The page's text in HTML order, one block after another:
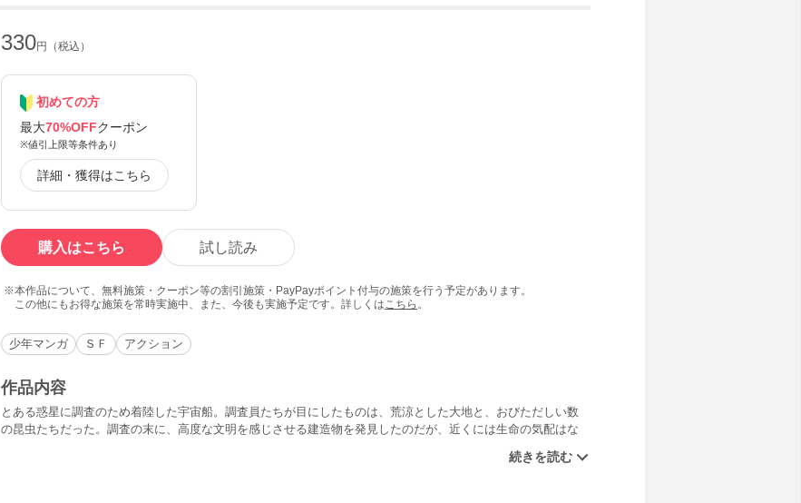
330円（税込）
初めての方
最大70%OFFクーポン
※値引上限等条件あり
詳細・獲得はこちら
購入はこちら 試し読み
本作品について、無料施策・クーポン等の割引施策・PayPayポイント付与の施策を行う予定があります。
この他にもお得な施策を常時実施中、また、今後も実施予定です。詳しくは こちら 。
少年マンガ ＳＦ アクション
作品内容
とある惑星に調査のため着陸した宇宙船。調査員たちが目にしたものは、荒涼とした大地と、おびただしい数
の昆虫たちだった。調査の末に、高度な文明を感じさせる建造物を発見したのだが、近くには生命の気配はな
はない91番目の衛星が発見された。一体誰が造ったものなのか!?「91衛星SOS!!」、他２編のSF傑作集！